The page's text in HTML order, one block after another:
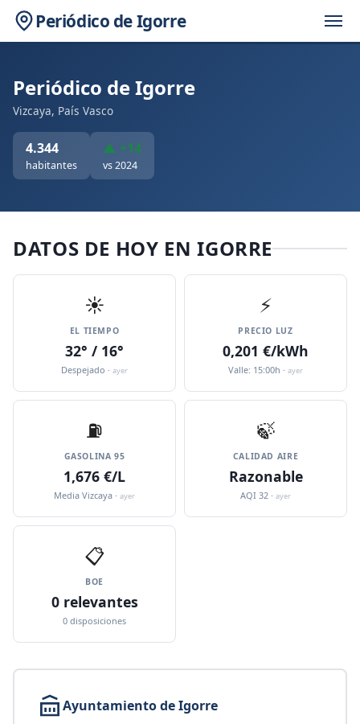
Periódico de Igorre
Periódico de Igorre
Vizcaya, País Vasco
4.344
habitantes
▲ +14
vs 2024
DATOS DE HOY EN IGORRE
☀️
EL TIEMPO
32° / 16°
Despejado · ayer
⚡
PRECIO LUZ
0,201 €/kWh
Valle: 15:00h · ayer
⛽️
GASOLINA 95
1,676 €/L
Media Vizcaya · ayer
🍃
CALIDAD AIRE
Razonable
AQI 32 · ayer
📋
BOE
0 relevantes
0 disposiciones
Ayuntamiento de Igorre